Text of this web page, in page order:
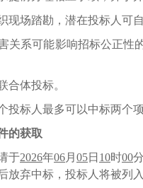
现场踏勘，潜在投标人可
关系可能影响招标公正
合体投标。
投标人最多可以中标两个项
的获取
于2026年06月 05日 10时00
放弃中标，投标人将被列